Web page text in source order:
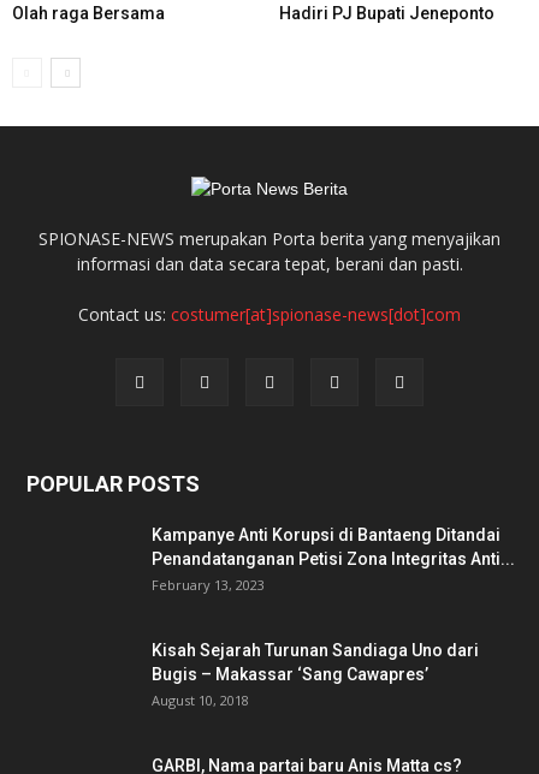
Olah raga Bersama
Hadiri PJ Bupati Jeneponto
SPIONASE-NEWS merupakan Porta berita yang menyajikan
informasi dan data secara tepat, berani dan pasti.
Contact us: costumer[at]spionase-news[dot]com
POPULAR POSTS
Kampanye Anti Korupsi di Bantaeng Ditandai
Penandatanganan Petisi Zona Integritas Anti...
February 13, 2023
Kisah Sejarah Turunan Sandiaga Uno dari
Bugis – Makassar ‘Sang Cawapres’
August 10, 2018
GARBI, Nama partai baru Anis Matta cs?